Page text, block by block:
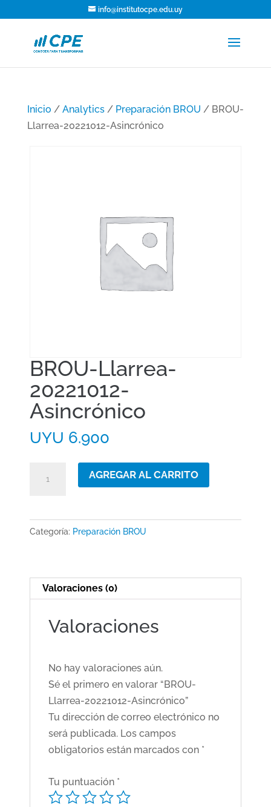
info@institutocpe.edu.uy
Inicio / Analytics/ Preparación BROU / BROU-
Llarrea-20221012-Asincrónico
BROU-Llarrea-
20221012-
Asincrónico
UYU 6.900
Asincrónico
cantidad
AGREGAR AL CARRITO
Categoría: Preparación BROU
Valoraciones (0)
Valoraciones
No hay valoraciones aún.
Sé el primero en valorar “BROU-
Llarrea-20221012-Asincrónico”
Tu dirección de correo electrónico no
será publicada. Los campos
obligatorios están marcados con *
Tu puntuación *